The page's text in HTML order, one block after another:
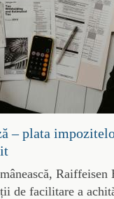
– plata
Raiffeisen
de facilitare a